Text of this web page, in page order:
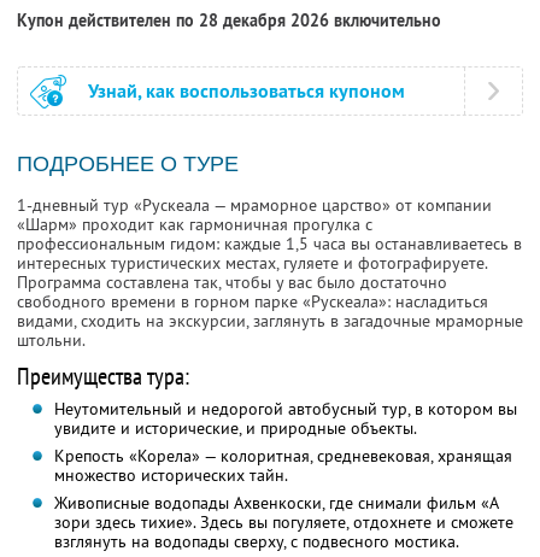
Купон действителен по 28 декабря 2026 включительно
Узнай, как воспользоваться купоном
ПОДРОБНЕЕ О ТУРЕ
1-дневный тур «Рускеала — мраморное царство» от компании
«Шарм» проходит как гармоничная прогулка с
профессиональным гидом: каждые 1,5 часа вы останавливаетесь в
интересных туристических местах, гуляете и фотографируете.
Программа составлена так, чтобы у вас было достаточно
свободного времени в горном парке «Рускеала»: насладиться
видами, сходить на экскурсии, заглянуть в загадочные мраморные
штольни.
Преимущества тура:
Неутомительный и недорогой автобусный тур, в котором вы
увидите и исторические, и природные объекты.
Крепость «Корела» — колоритная, средневековая, хранящая
множество исторических тайн.
Живописные водопады Ахвенкоски, где снимали фильм «А
зори здесь тихие». Здесь вы погуляете, отдохнете и сможете
взглянуть на водопады сверху, с подвесного мостика.